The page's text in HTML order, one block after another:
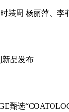
装周 杨丽萍、李
新品发布
甄选